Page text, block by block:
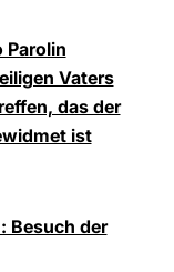
Parolin
Vaters
das der
ist
Besuch der